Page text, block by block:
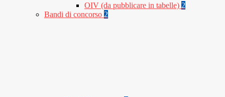
OIV (da pubblicare in tabelle) 2
Bandi di concorso 2